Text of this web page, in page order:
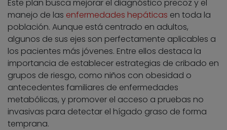
Este plan busca mejorar el diagnóstico precoz y el
manejo de las enfermedades hepáticas en toda la
población. Aunque está centrado en adultos,
algunos de sus ejes son perfectamente aplicables a
los pacientes más jóvenes. Entre ellos destaca la
importancia de establecer estrategias de cribado en
grupos de riesgo, como niños con obesidad o
antecedentes familiares de enfermedades
metabólicas, y promover el acceso a pruebas no
invasivas para detectar el hígado graso de forma
temprana.